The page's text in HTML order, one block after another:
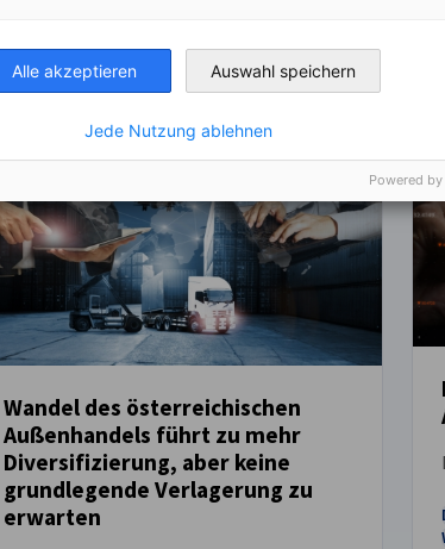
NEUIGKEITEN
Wandel des österreichischen
Außenhandels führt zu mehr
Diversifizierung, aber keine
grundlegende Verlagerung zu
erwarten
Alle akzeptieren Auswahl speichern
Jede Nutzung ablehnen
Powered by